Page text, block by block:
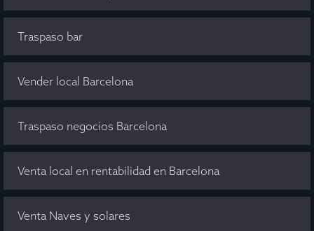
Traspaso bar
Vender local Barcelona
Traspaso negocios Barcelona
Venta local en rentabilidad en Barcelona
Venta Naves y solares